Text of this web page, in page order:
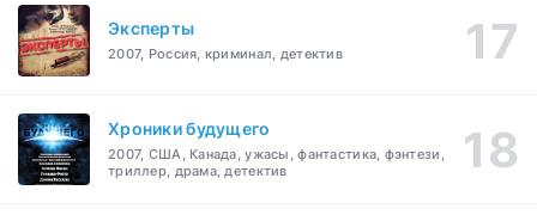
Эксперты
2007, Россия, криминал, детектив
Хроники будущего
2007, США, Канада, ужасы, фантастика, фэнтези,
триллер, драма, детектив